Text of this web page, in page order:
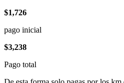
$1,726
pago inicial
$3,238
Pago total